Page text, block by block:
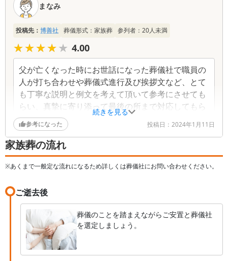
続きを見る
まなみ
投稿先： 博善社 葬儀形式： 家族葬 参列者： 20人未満
★★★★★
★★★★★ 4.00
父が亡くなった時にお世話になった葬儀社で職員の
人が打ち合わせや葬儀式進行及び挨拶文など、とて
も丁寧な説明と例文を考えて頂いて参考にさせても
らい、真摯に寄り添って最後の所まで対応してもら
い感謝しています。
参考になった 投稿日： 2024年1月11日
家族葬の流れ
※あくまで一般定な流れになるため詳しくは葬儀社にお問い合わせください。
ご逝去後
葬儀のことを踏まえながらご安置と葬儀社
を選定しましょう。